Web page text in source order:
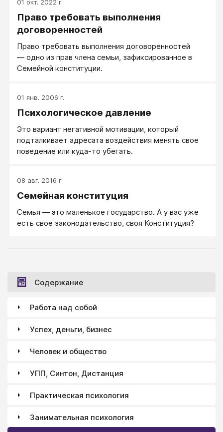
правила и договоренности. Конфронтация - один из
этапов грамотного поведения в конфликте.
01 окт. 2022 г.
Право требовать выполнения
договоренностей
Право требовать выполнения договоренностей
— одно из прав члена семьи, зафиксированное в
Семейной конституции.
01 янв. 2006 г.
Психологическое давление
Это вариант негативной мотивации, который
подталкивает адресата воздействия менять свое
поведение или куда-то убегать.
08 авг. 2016 г.
Семейная конституция
Семья — это маленькое государство. А у вас уже
есть свое законодательство, своя Конституция?
Содержание
Работа над собой
Успех, деньги, бизнес
Человек и общество
УПП, Синтон, Дистанция
Практическая психология
Занимательная психология